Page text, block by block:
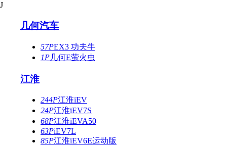
J
几何汽车
57PEX3 功夫牛
1P几何E萤火虫
江淮
244P江淮iEV
24P江淮iEV7S
68P江淮iEVA50
63PiEV7L
85P江淮iEV6E运动版